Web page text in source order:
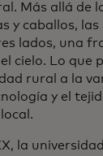
Más allá de
y caballos,
lados, una
cielo. Lo que
rural a la
y el
la